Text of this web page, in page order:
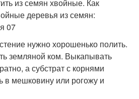
нужно хорошенько полить.
земляной ком. Выкапывать
а субстрат с корнями
в мешковину или рогожу и